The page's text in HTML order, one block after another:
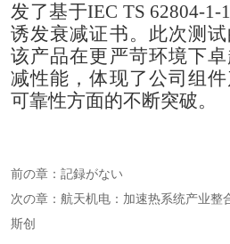
发了基于IEC TS 62804-1-1
诱发衰减证书。此次测
该产品在更严苛环境下
减性能，体现了公司组
可靠性方面的不断突破。
前の章： 記録がない
次の章： 航天机电：加速热系统产业
斯创